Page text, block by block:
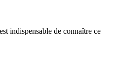
indispensable de connaître ce